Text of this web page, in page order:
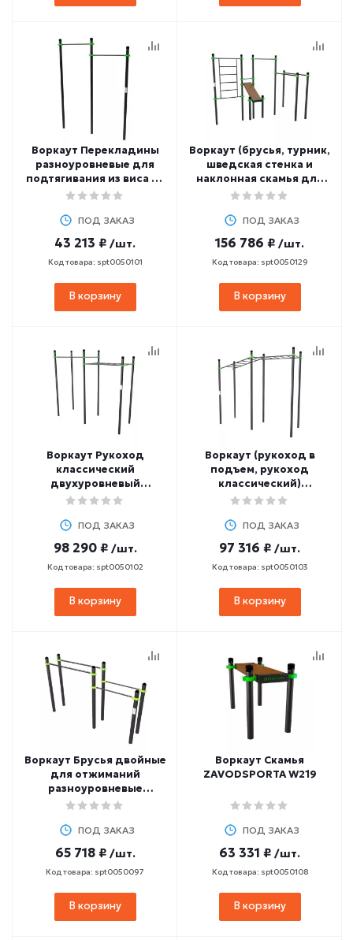
Воркаут Перекладины
разноуровневые для
подтягивания из виса на
высокой перекладине
ПОД ЗАКАЗ
43 213 ₽ /шт.
Код товара: spt0050101
В корзину
Воркаут (брусья, турник,
шведская стенка и
наклонная скамья для
пресса) ZAVODSPORTA
ПОД ЗАКАЗ
156 786 ₽ /шт.
Код товара: spt0050129
В корзину
Воркаут Рукоход
классический
двухуровневый
ZAVODSPORTA W213
ПОД ЗАКАЗ
98 290 ₽ /шт.
Код товара: spt0050102
В корзину
Воркаут (рукоход в
подъем, рукоход
классический)
ZAVODSPORTA W214
ПОД ЗАКАЗ
97 316 ₽ /шт.
Код товара: spt0050103
В корзину
Воркаут Брусья двойные
для отжиманий
разноуровневые
ZAVODSPORTA W310
ПОД ЗАКАЗ
65 718 ₽ /шт.
Код товара: spt0050097
В корзину
Воркаут Скамья
ZAVODSPORTA W219
ПОД ЗАКАЗ
63 331 ₽ /шт.
Код товара: spt0050108
В корзину